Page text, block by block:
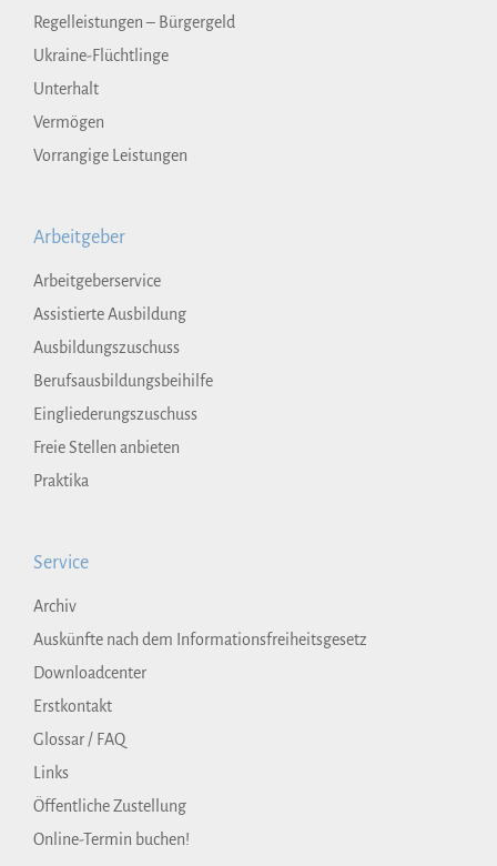
Regelleistungen – Bürgergeld
Ukraine-Flüchtlinge
Unterhalt
Vermögen
Vorrangige Leistungen
Arbeitgeber
Arbeitgeberservice
Assistierte Ausbildung
Ausbildungszuschuss
Berufsausbildungsbeihilfe
Eingliederungszuschuss
Freie Stellen anbieten
Praktika
Service
Archiv
Auskünfte nach dem Informationsfreiheitsgesetz
Downloadcenter
Erstkontakt
Glossar / FAQ
Links
Öffentliche Zustellung
Online-Termin buchen!